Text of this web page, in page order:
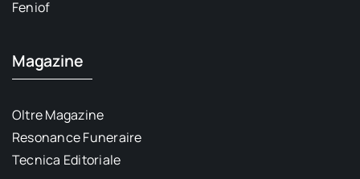
Feniof
Magazine
Oltre Magazine
Resonance Funeraire
Tecnica Editoriale